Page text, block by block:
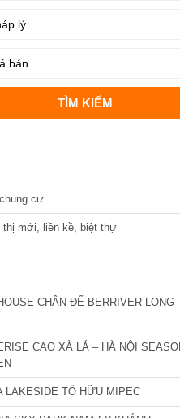
cư
thị mới, liền kề, biệt thự
CHÂN ĐẾ BERRIVER LONG
CAO XÀ LÁ – HÀ NỘI
LAKESIDE TỐ HỮU MIPEC